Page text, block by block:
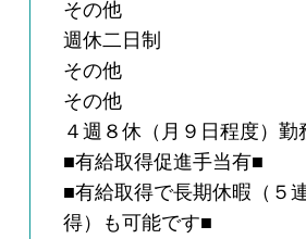
その他
週休二日制
その他
その他
４週８休（月９日程度）
■有給取得促進手当有■
■有給取得で長期休暇（５
得）も可能です■